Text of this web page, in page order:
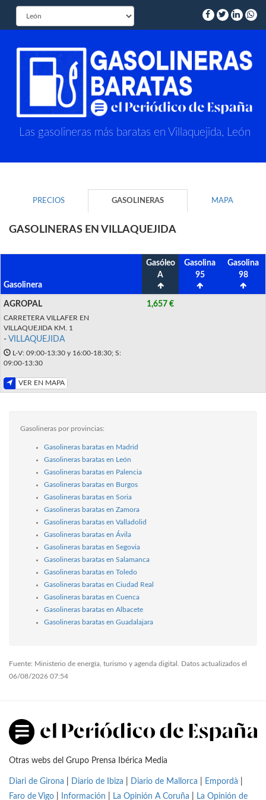
Las gasolineras más baratas en Villaquejida, León
PRECIOS GASOLINERAS MAPA
GASOLINERAS EN VILLAQUEJIDA
Gasolinera
Gasóleo
A
Gasolina
95
Gasolina
98
AGROPAL
CARRETERA VILLAFER EN
VILLAQUEJIDA KM. 1
- VILLAQUEJIDA
L-V: 09:00-13:30 y 16:00-18:30; S:
09:00-13:30
VER EN MAPA
1,657 €
Gasolineras por provincias:
Gasolineras baratas en Madrid
Gasolineras baratas en León
Gasolineras baratas en Palencia
Gasolineras baratas en Burgos
Gasolineras baratas en Soria
Gasolineras baratas en Zamora
Gasolineras baratas en Valladolid
Gasolineras baratas en Ávila
Gasolineras baratas en Segovia
Gasolineras baratas en Salamanca
Gasolineras baratas en Toledo
Gasolineras baratas en Ciudad Real
Gasolineras baratas en Cuenca
Gasolineras baratas en Albacete
Gasolineras baratas en Guadalajara
Fuente: Ministerio de energía, turismo y agenda digital. Datos actualizados el
06/08/2026 07:54
Otras webs del Grupo Prensa Ibérica Media
Diari de Girona Diario de Ibiza Diario de Mallorca Empordà
Faro de Vigo
Información La Opinión A Coruña La Opinión de